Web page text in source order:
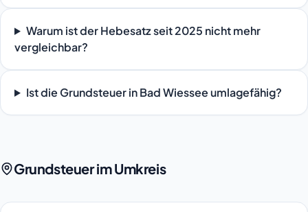
Warum ist der Hebesatz seit 2025 nicht mehr
vergleichbar?
Ist die Grundsteuer in Bad Wiessee umlagefähig?
Grundsteuer im Umkreis